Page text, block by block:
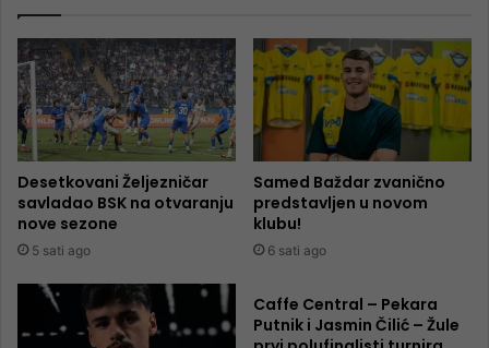
Desetkovani Željezničar
savladao BSK na otvaranju
nove sezone
5 sati ago
Samed Baždar zvanično
predstavljen u novom
klubu!
6 sati ago
Caffe Central – Pekara
Putnik i Jasmin Čilić – Žule